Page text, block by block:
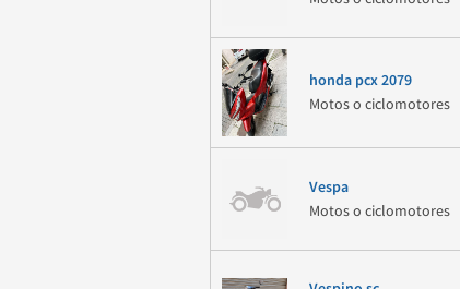
honda pcx 2079
Motos o ciclomotores
Vespa
Motos o ciclomotores